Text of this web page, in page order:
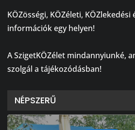
KÖZösségi, KÖZéleti, KÖZlekedési
információk egy helyen!
A SzigetKÖZélet mindannyiunké,
szolgál a tájékozódásban!
NÉPSZERŰ